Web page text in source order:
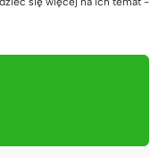
dla